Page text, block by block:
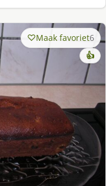
Maak favoriet6
👍